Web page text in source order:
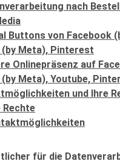
nach
Buttons von Facebook
(by Meta), Pinterest
Onlinepräsenz auf
(by Meta), Youtube,
und Ihre
Rechte
für die